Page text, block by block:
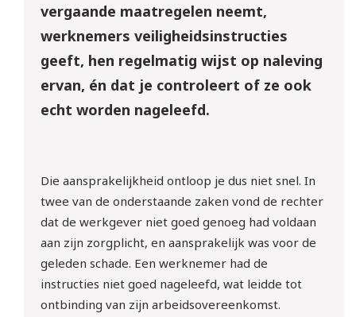
vergaande maatregelen neemt,
werknemers veiligheidsinstructies
geeft, hen regelmatig wijst op naleving
ervan, én dat je controleert of ze ook
echt worden nageleefd.
Die aansprakelijkheid ontloop je dus niet snel. In
twee van de onderstaande zaken vond de rechter
dat de werkgever niet goed genoeg had voldaan
aan zijn zorgplicht, en aansprakelijk was voor de
geleden schade. Een werknemer had de
instructies niet goed nageleefd, wat leidde tot
ontbinding van zijn arbeidsovereenkomst.